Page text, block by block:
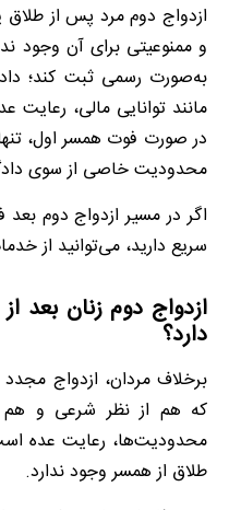
ازدواج دوم مرد پس از طلاق
و ممنوعیتی برای آن وجود
به‌صورت رسمی ثبت کند؛
مانند توانایی مالی،
در صورت فوت همسر اول،
محدودیت خاصی از سوی
اگر در مسیر ازدواج دوم
سریع دارید، می‌توانید از
ازدواج دوم زنان بعد
دارد؟
برخلاف مردان، ازدواج
که هم از نظر شرعی و هم
محدودیت‌ها، رعایت عده
طلاق از همسر وجود ندارد.